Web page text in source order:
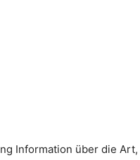
Information über die